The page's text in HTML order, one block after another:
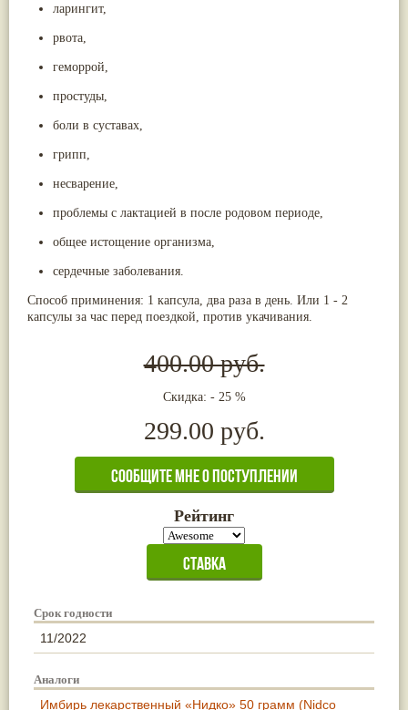
ларингит,
рвота,
геморрой,
простуды,
боли в суставах,
грипп,
несварение,
проблемы с лактацией в после родовом периоде,
общее истощение организма,
сердечные заболевания.
Способ приминения: 1 капсула, два раза в день. Или 1 - 2
капсулы за час перед поездкой, против укачивания.
400.00 руб.
Скидка: - 25 %
299.00 руб.
Рейтинг
Срок годности
11/2022
Аналоги
Имбирь лекарственный «Нидко» 50 грамм (Nidco
Птерокарпус мешковидный
Жасмин(8)
Касторовое масло
Мята
Пушкара (8)